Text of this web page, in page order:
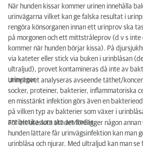
När hunden kissar kommer urinen innehålla
urinvägarna vilket kan ge falska resultat i
rengöra könsorganen innan ett urinprov ska
på morgonen och ett mittstråleprov (d v s inte
kommer när hunden börjar kissa). På
via kateter eller stick via buken i urinblåsan
ultraljud), provet kontamineras då inte av
urinvägar.
Urinprovet analyseras avseende täthet/
socker, proteiner, bakterier, inflammatoriska
en misstänkt infektion görs även en
på vilken typ av bakterier som växer i
antibiotika som ska användas.
För att utesluta att det föreligger någon
hunden lättare får urinvägsinfektion kan man
urinblåsa och njurar. Med ultraljud kan man